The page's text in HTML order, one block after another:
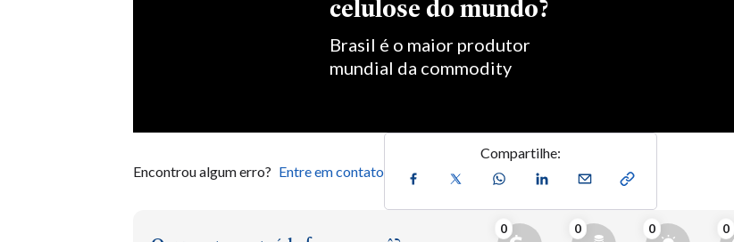
Encontrou algum erro? Entre em contato
Compartilhe:
0 0 0 0